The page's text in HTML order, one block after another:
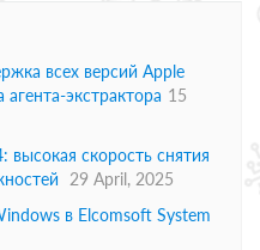
всех версий Apple
экстрактора 15
высокая скорость снятия
29 April, 2025
в Elcomsoft System